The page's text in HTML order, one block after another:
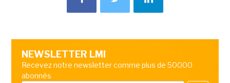
NEWSLETTER LMI
Recevez notre newsletter comme plus de 50000
abonnés